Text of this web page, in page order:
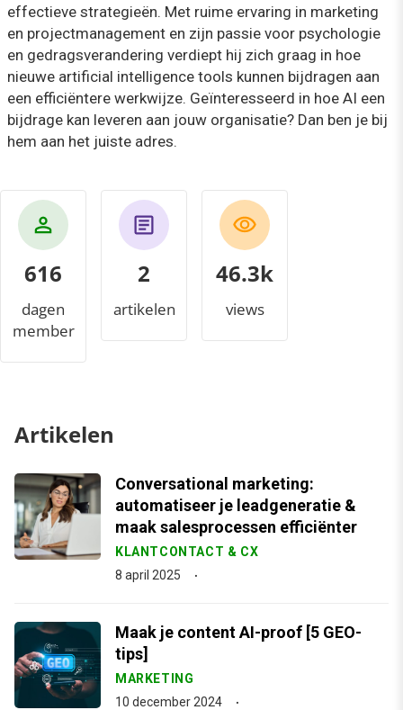
effectieve strategieën. Met ruime ervaring in marketing
en projectmanagement en zijn passie voor psychologie
en gedragsverandering verdiept hij zich graag in hoe
nieuwe artificial intelligence tools kunnen bijdragen aan
een efficiëntere werkwijze. Geïnteresseerd in hoe AI een
bijdrage kan leveren aan jouw organisatie? Dan ben je bij
hem aan het juiste adres.
616
dagen
member
2
artikelen
49.7k
views
Artikelen
Conversational marketing:
automatiseer je leadgeneratie &
maak salesprocessen efficiënter
KLANTCONTACT & CX
8 april 2025
Maak je content AI-proof [5 GEO-
tips]
MARKETING
10 december 2024